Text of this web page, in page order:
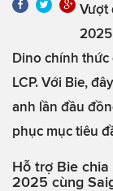
Vượt
Dino chính
LCP. Với Bie,
anh lần đầu
phục mục tiêu
Hỗ trợ Bie
2025 cùng